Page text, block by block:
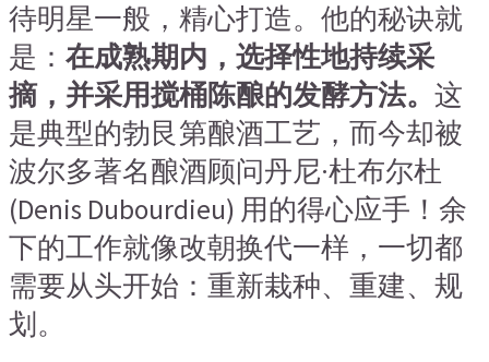
待明星一般，精心打造。他的秘诀就
是： 在成熟期内，选择性地持续采
摘，并采用搅桶陈酿的发酵方法。 这
是典型的勃艮第酿酒工艺，而今却被
波尔多著名酿酒顾问丹尼·杜布尔杜
(Denis Dubourdieu) 用的得心应手！余
下的工作就像改朝换代一样，一切都
需要从头开始：重新栽种、重建、规
划。